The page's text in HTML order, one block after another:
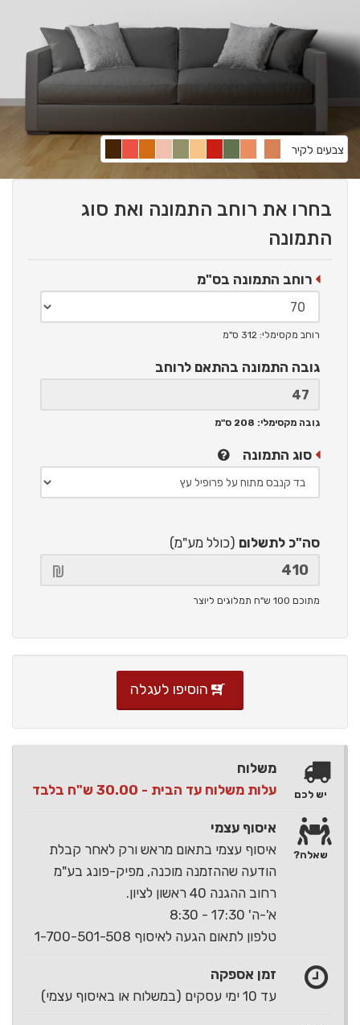
צבעים לקיר
בחרו את רוחב התמונה ואת סוג
התמונה
רוחב התמונה בס"מ
רוחב מקסימלי: 312 ס"מ
גובה התמונה בהתאם לרוחב
גובה מקסימלי: 208 ס"מ
סוג התמונה
סה"כ לתשלום (כולל מע"מ)
מתוכם 100 ש"ח תמלוגים ליוצר
הוסיפו לעגלה
משלוח
עלות משלוח עד הבית - 30.00 ש"ח בלבד
איסוף עצמי
איסוף עצמי בתאום מראש ורק לאחר קבלת
הודעה שההזמנה מוכנה, מפיק-פונג בע"מ
רחוב ההגנה 40 ראשון לציון.
א'-ה' 17:30 - 8:30
טלפון לתאום הגעה לאיסוף 1-700-501-508
זמן אספקה
עד 10 ימי עסקים (במשלוח או באיסוף עצמי)
יש לכם
שאלה?